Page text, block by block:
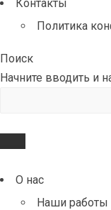
Контакты
Политика
Поиск
Начните вводить и
О нас
Наши работы